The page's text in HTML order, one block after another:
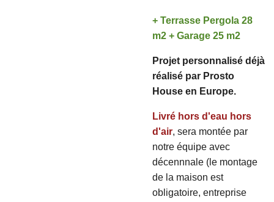
+ Terrasse Pergola 28
m2 + Garage 25 m2
Projet personnalisé déjà
réalisé par Prosto
House en Europe.
Livré hors d'eau hors
d'air, sera montée par
notre équipe avec
décennnale (le montage
de la maison est
obligatoire, entreprise